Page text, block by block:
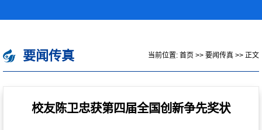
要闻传真 当前位置: 首页 >> 要闻传真 >> 正文
校友陈卫忠获第四届全国创新争先奖状